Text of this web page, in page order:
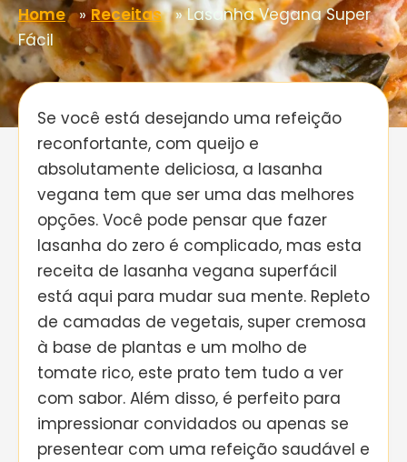
Home»Receitas»Lasanha Vegana Super
Fácil
Se você está desejando uma refeição
reconfortante, com queijo e
absolutamente deliciosa, a lasanha
vegana tem que ser uma das melhores
opções. Você pode pensar que fazer
lasanha do zero é complicado, mas esta
receita de lasanha vegana superfácil
está aqui para mudar sua mente. Repleto
de camadas de vegetais, super cremosa
à base de plantas e um molho de
tomate rico, este prato tem tudo a ver
com sabor. Além disso, é perfeito para
impressionar convidados ou apenas se
presentear com uma refeição saudável e